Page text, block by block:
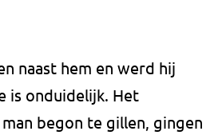
naast hem en werd hij
is onduidelijk. Het
begon te gillen, gingen